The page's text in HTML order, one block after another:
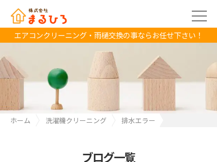
エアコンクリーニング・雨樋交換の事ならお任せ下さい！
ホーム 洗濯機クリーニング
排水エラー
ブログ一覧